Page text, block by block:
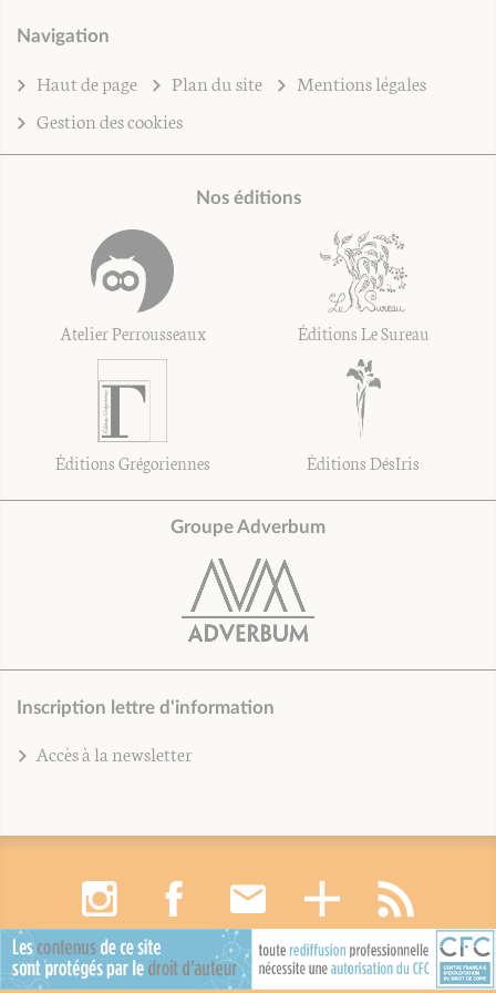
Navigation
Haut de page Plan du site
Mentions légales
Gestion des cookies
Nos éditions
Atelier Perrousseaux Éditions Le Sureau
Éditions Grégoriennes Éditions DésIris
Groupe Adverbum
Inscription lettre d'information
Accès à la newsletter